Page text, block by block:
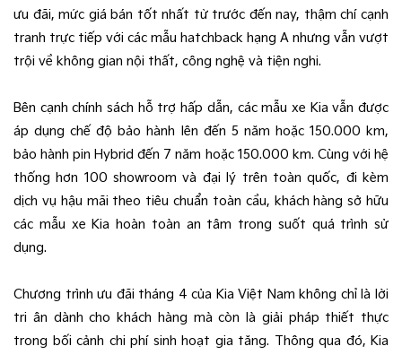
ưu đãi, mức giá bán tốt nhất từ trước đến nay, thậm chí cạnh
tranh trực tiếp với các mẫu hatchback hạng A nhưng vẫn vượt
trội về không gian nội thất, công nghệ và tiện nghi.
Bên cạnh chính sách hỗ trợ hấp dẫn, các mẫu xe Kia vẫn được
áp dụng chế độ bảo hành lên đến 5 năm hoặc 150.000 km,
bảo hành pin Hybrid đến 7 năm hoặc 150.000 km. Cùng với hệ
thống hơn 100 showroom và đại lý trên toàn quốc, đi kèm
dịch vụ hậu mãi theo tiêu chuẩn toàn cầu, khách hàng sở hữu
các mẫu xe Kia hoàn toàn an tâm trong suốt quá trình sử
dụng.
Chương trình ưu đãi tháng 4 của Kia Việt Nam không chỉ là lời
tri ân dành cho khách hàng mà còn là giải pháp thiết thực
trong bối cảnh chi phí sinh hoạt gia tăng. Thông qua đó, Kia